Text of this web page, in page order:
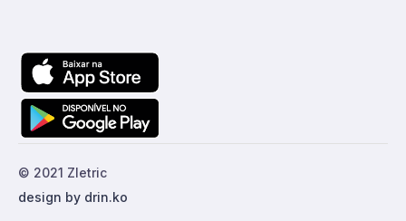
© 2021 Zletric
design by drin.ko